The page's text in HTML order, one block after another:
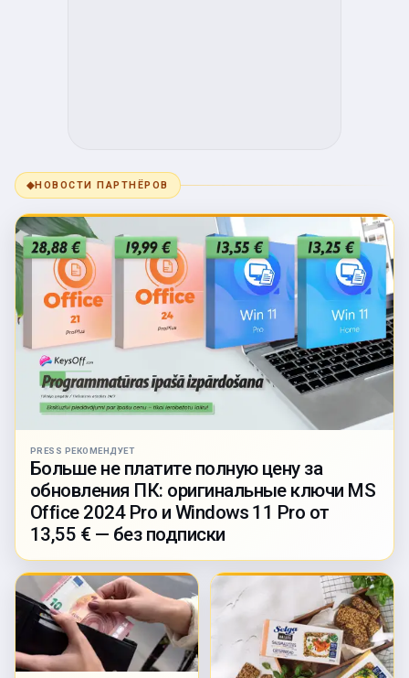
◆НОВОСТИ ПАРТНЁРОВ
PRESS РЕКОМЕНДУЕТ
Больше не платите полную цену за
обновления ПК: оригинальные ключи MS
Office 2024 Pro и Windows 11 Pro от
13,55 € — без подписки